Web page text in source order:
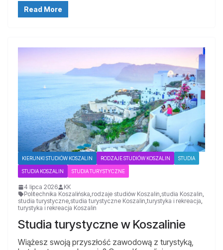
Read More
KIERUNKI STUDIÓW KOSZALIN RODZAJE STUDIÓW KOSZALIN STUDIA
STUDIA KOSZALIN STUDIA TURYSTYCZNE
4 lipca 2026
KK
Politechnika Koszalińska,rodzaje studiów Koszalin,studia Koszalin,
studia turystyczne,studia turystyczne Koszalin,turystyka i rekreacja,
turystyka i rekreacja Koszalin
Studia turystyczne w Koszalinie
Wiążesz swoją przyszłość zawodową z turystyką,